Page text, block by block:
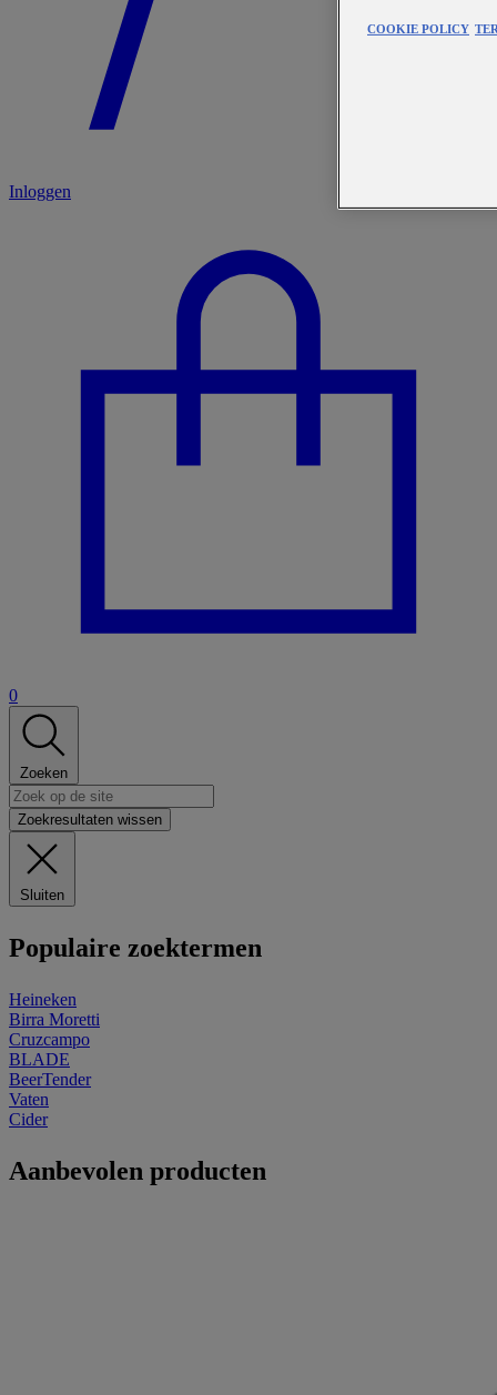
Inloggen
0
Zoeken
Zoekresultaten wissen
Sluiten
Populaire zoektermen
Heineken
Birra Moretti
Cruzcampo
BLADE
BeerTender
Vaten
Cider
Aanbevolen producten
COOKIE POLICY